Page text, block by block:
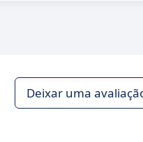
Deixar uma